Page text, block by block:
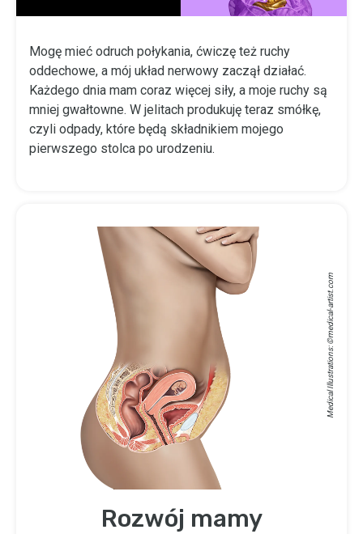
Mogę mieć odruch połykania, ćwiczę też ruchy
oddechowe, a mój układ nerwowy zaczął działać.
Każdego dnia mam coraz więcej siły, a moje ruchy są
mniej gwałtowne. W jelitach produkuję teraz smółkę,
czyli odpady, które będą składnikiem mojego
pierwszego stolca po urodzeniu.
Medical Illustrations: ©
medical-artist.com
Rozwój mamy